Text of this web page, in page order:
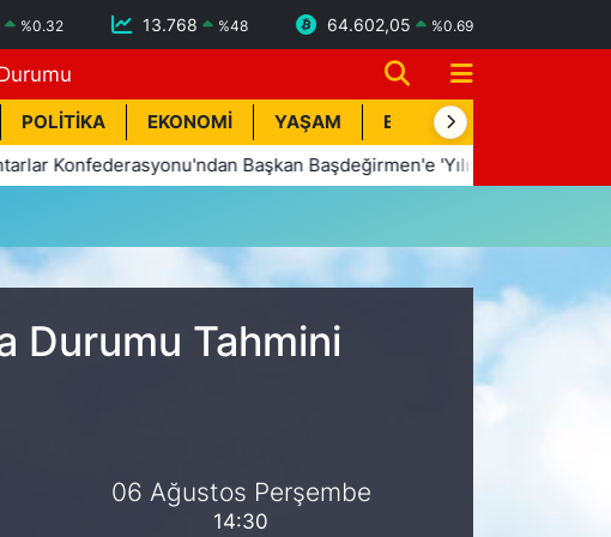
%0.32 13.768 %48 64.602,05 %0.69
POLİTİKA EKONOMİ YAŞAM BİK İLAN
Başkan Başdeğirmen'e 'Yılın En Başarılı
Durumu Tahmini
06 Ağustos Perşembe
14:30